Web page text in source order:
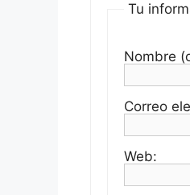
Tu
Nombre
Correo
Web: